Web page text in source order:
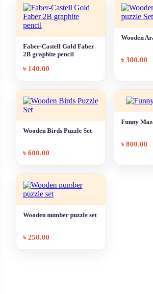
Faber-Castell Gold Faber
2B graphite pencil
৳ 140.00
Wooden
৳ 300.00
Wooden Birds Puzzle Set
৳ 600.00
Funny
৳ 800.00
Wooden number puzzle set
৳ 250.00